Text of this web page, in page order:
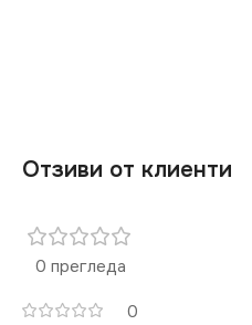
Отзиви от клиенти
0 прегледа
0